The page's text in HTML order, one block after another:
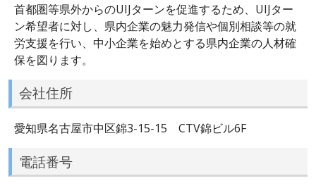
首都圏等県外からのUIJターンを促進するため、UIJター
ン希望者に対し、県内企業の魅力発信や個別相談等の就
労支援を行い、中小企業を始めとする県内企業の人材確
保を図ります。
会社住所
愛知県名古屋市中区錦3-15-15 CTV錦ビル6F
電話番号